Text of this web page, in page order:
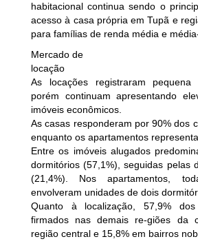
habitacional continua sendo o
acesso à casa própria em Tupã e
para famílias de renda média e
Mercado de
locação
As locações registraram pequena
porém continuam apresentando
imóveis econômicos.
As casas responderam por 90% dos
enquanto os apartamentos
Entre os imóveis alugados
dormitórios (57,1%), seguidas pelas
(21,4%). Nos apartamentos,
envolveram unidades de dois
Quanto à localização, 57,9%
firmados nas demais re-giões da
região central e 15,8% em bairros